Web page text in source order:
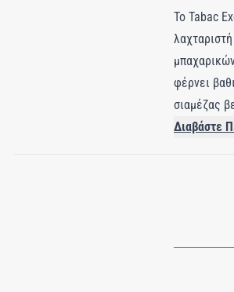
Το Tabac
φέρνει
σιαμέζας
το άρωμα
μείγμα, η
Διαβάστε